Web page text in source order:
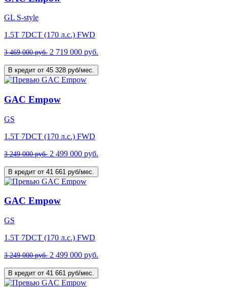
GL S-style
1.5T 7DCT (170 л.с.) FWD
3 469 000 руб. 2 719 000 руб.
В кредит от 45 328 руб/мес.
GAC Empow
GS
1.5T 7DCT (170 л.с.) FWD
3 249 000 руб. 2 499 000 руб.
В кредит от 41 661 руб/мес.
GAC Empow
GS
1.5T 7DCT (170 л.с.) FWD
3 249 000 руб. 2 499 000 руб.
В кредит от 41 661 руб/мес.